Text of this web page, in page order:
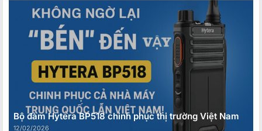
Bộ đàm Hytera BP518 chinh phục thị trường Việt Nam
12/02/2026